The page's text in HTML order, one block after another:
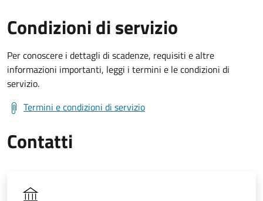
Condizioni di servizio
Per conoscere i dettagli di scadenze, requisiti e altre
informazioni importanti, leggi i termini e le condizioni di
servizio.
Termini e condizioni di servizio
Contatti